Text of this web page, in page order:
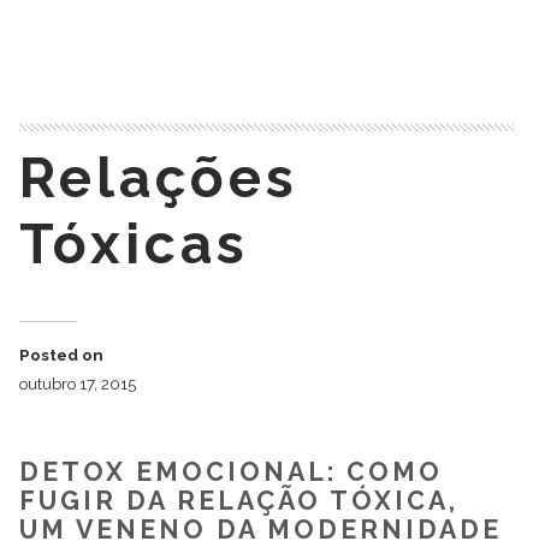
Relações
Tóxicas
Posted on
outubro 17, 2015
DETOX EMOCIONAL: COMO
FUGIR DA RELAÇÃO TÓXICA,
UM VENENO DA MODERNIDADE